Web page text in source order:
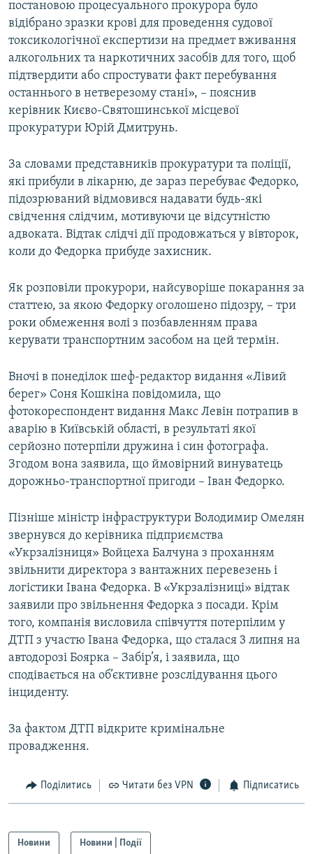
постановою процесуального прокурора було
відібрано зразки крові для проведення судової
токсикологічної експертизи на предмет вживання
алкогольних та наркотичних засобів для того, щоб
підтвердити або спростувати факт перебування
останнього в нетверезому стані», – пояснив
керівник Києво-Святошинської місцевої
прокуратури Юрій Дмитрунь.
За словами представників прокуратури та поліції,
які прибули в лікарню, де зараз перебуває Федорко,
підозрюваний відмовився надавати будь-які
свідчення слідчим, мотивуючи це відсутністю
адвоката. Відтак слідчі дії продовжаться у вівторок,
коли до Федорка прибуде захисник.
Як розповіли прокурори, найсуворіше покарання за
статтею, за якою Федорку оголошено підозру, – три
роки обмеження волі з позбавленням права
керувати транспортним засобом на цей термін.
Вночі в понеділок шеф-редактор видання «Лівий
берег» Соня Кошкіна повідомила, що
фотокореспондент видання Макс Левін потрапив в
аварію в Київській області, в результаті якої
серйозно потерпіли дружина і син фотографа.
Згодом вона заявила, що ймовірний винуватець
дорожньо-транспортної пригоди – Іван Федорко.
Пізніше міністр інфраструктури Володимир Омелян
звернувся до керівника підприємства
«Укрзалізниця» Войцеха Балчуна з проханням
звільнити директора з вантажних перевезень і
логістики Івана Федорка. В «Укрзалізниці» відтак
заявили про звільнення Федорка з посади. Крім
того, компанія висловила співчуття потерпілим у
ДТП з участю Івана Федорка, що сталася 3 липня на
автодорозі Боярка – Забір’я, і заявила, що
сподівається на об’єктивне розслідування цього
інциденту.
За фактом ДТП відкрите кримінальне
провадження.
Поділитись Читати без VPN Підписатись
Новини Новини | Події